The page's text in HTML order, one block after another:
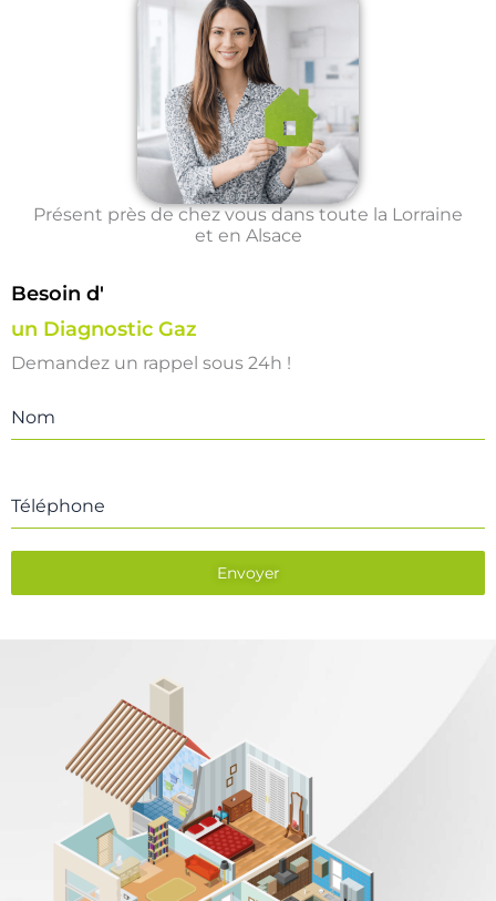
Présent près de chez vous dans toute la Lorraine
et en Alsace
Besoin d'
un Diagnostic Gaz
Demandez un rappel sous 24h !
Nom
Téléphone
Envoyer